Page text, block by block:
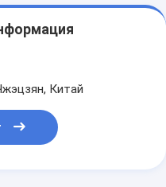
Китай